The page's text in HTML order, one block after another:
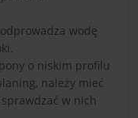
wodę
o niskim profilu
należy mieć
w nich